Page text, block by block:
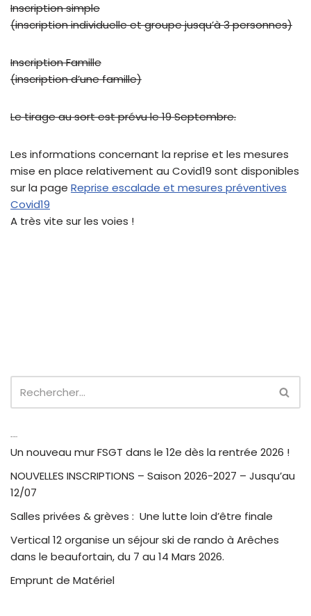
Inscription simple
(inscription individuelle et groupe jusqu’à 3 personnes)
Inscription Famille
(inscription d’une famille)
Le tirage au sort est prévu le 19 Septembre.
Les informations concernant la reprise et les mesures
mise en place relativement au Covid19 sont disponibles
sur la page Reprise escalade et mesures préventives
Covid19
A très vite sur les voies !
Un nouveau mur FSGT dans le 12e dès la rentrée 2026 !
NOUVELLES INSCRIPTIONS – Saison 2026-2027 – Jusqu’au
12/07
Salles privées & grèves : Une lutte loin d’être finale
Vertical 12 organise un séjour ski de rando à Arêches
dans le beaufortain, du 7 au 14 Mars 2026.
Emprunt de Matériel